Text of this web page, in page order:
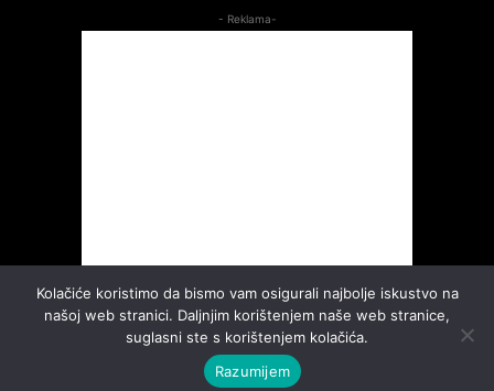
- Reklama-
Kolačiće koristimo da bismo vam osigurali najbolje iskustvo na
našoj web stranici. Daljnjim korištenjem naše web stranice,
suglasni ste s korištenjem kolačića.
Razumijem